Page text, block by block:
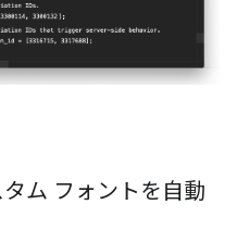
ム フォントを自動